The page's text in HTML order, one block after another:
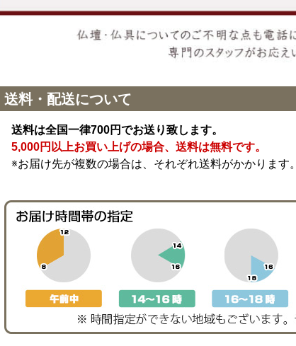
送料・配送について
送料は全国一律700円でお送り致します。
5,000円以上お買い上げの場合、送料は無料です。
※お届け先が複数の場合は、それぞれ送料がかかります。